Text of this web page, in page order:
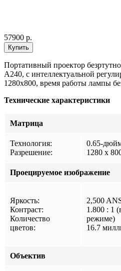
57900 р.
Портативный проектор
A240, с интеллектуальной
1280x800, время работы лампы
Технические характеристики
Матрица
Технология:
Разрешение:
0.65-
1280 x
Проецируемое изображение
Яркость:
Контраст:
Количество
цветов:
2,500
1.800 : 1
режиме)
16.7
Объектив